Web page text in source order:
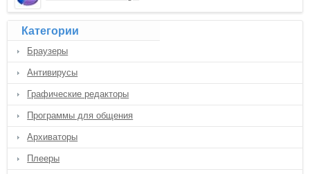
Категории
Браузеры
Антивирусы
Графические редакторы
Программы для общения
Архиваторы
Плееры